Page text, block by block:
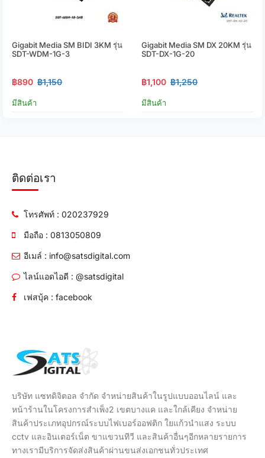
Gigabit Media SM BIDI 3KM รุ่น
SDT-WDM-1G-3
฿890 ฿1,150
มีสินค้า
Gigabit Media SM DX 20KM รุ่น
SDT-DX-1G-20
฿1,100 ฿1,250
มีสินค้า
ติดต่อเรา
โทรศัพท์ : 020237929
มือถือ : 0813050809
อีเมล์ : info@satsdigital.com
ไลน์แอดไอดี : @satsdigital
เฟสบุ้ค : facebook
บริษัท แซทดิจิตอล จำกัด จำหน่ายสินค้าในรูปแบบออนไลน์ และ
หน้าร้านในโครงการสำเพ็ง2 เขตบางแค และใกล้เคียง จำหน่าย
สินค้าประเภทอุปกรณ์ระบบไฟเบอร์ออฟติก ใยแก้วนำแสง ระบบ
cctv และอินเตอร์เน็ต ขาแขวนทีวี และสินค้าอื่นๆอีกหลายรายการ
ทางเรามีบริการจัดส่งสินค้าผ่านขนส่งเอกชนทั่วประเทศ